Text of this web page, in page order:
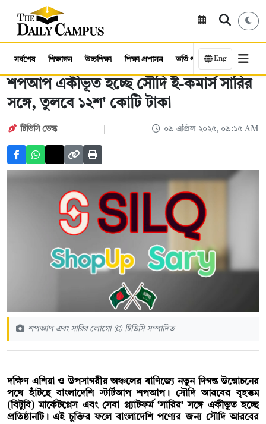
সর্বশেষ শিক্ষাঙ্গন উচ্চশিক্ষা শিক্ষা প্রশাসন ভর্তি পরীক্ষা কর্মসংস্থান
Eng
শপআপ একীভূত হচ্ছে সৌদি ই-কমার্স সারির
সঙ্গে, তুলবে ১২শ' কোটি টাকা
টিডিসি ডেস্ক ০৯ এপ্রিল ২০২৫, ০৯:১৫ AM
শপআপ এবং সারির লোগো © টিডিসি সম্পাদিত
দক্ষিণ এশিয়া ও উপসাগরীয় অঞ্চলের বাণিজ্যে নতুন দিগন্ত উন্মোচনের
পথে হাঁটছে বাংলাদেশি স্টার্টআপ শপআপ। সৌদি আরবের বৃহত্তম
(বিটুবি) মার্কেটপ্লেস এবং সেবা প্ল্যাটফর্ম ‘সারির’ সঙ্গে একীভূত হচ্ছে
প্রতিষ্ঠানটি। এই চুক্তির ফলে বাংলাদেশি পণ্যের জন্য সৌদি আরবের